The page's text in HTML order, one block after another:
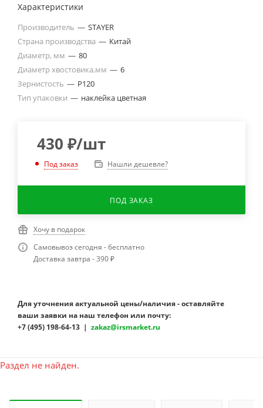
Характеристики
Производитель — STAYER
Страна производства — Китай
Диаметр, мм — 80
Диаметр хвостовика,мм — 6
Зернистость — P120
Тип упаковки — наклейка цветная
430 ₽/шт
Под заказ Нашли дешевле?
ПОД ЗАКАЗ
Хочу в подарок
Самовывоз сегодня - бесплатно
Доставка завтра - 390 ₽
Для уточнения актуальной цены/наличия - оставляйте
ваши заявки на наш телефон или почту:
+7 (495) 198-64-13 | zakaz@irsmarket.ru
Раздел не найден.